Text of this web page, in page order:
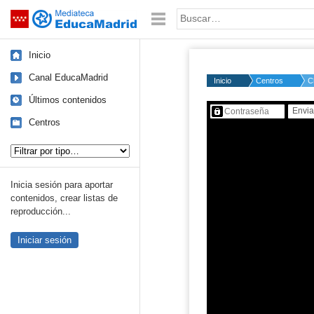
Saltar navegación Palabra o frase:
Inicio
Canal EducaMadrid
Últimos contenidos
Centros
Inicia sesión para aportar
contenidos, crear listas de
reproducción...
Iniciar sesión
Inicio Centros
Contenido protegido…